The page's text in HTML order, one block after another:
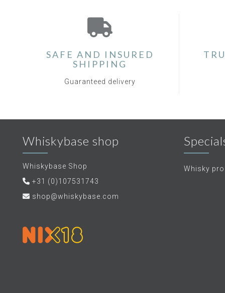
SAFE AND INSURED
SHIPPING
Guaranteed delivery
Whiskybase shop
Whiskybase Shop
+31 (0)107531743
shop@whiskybase.com
Whisky